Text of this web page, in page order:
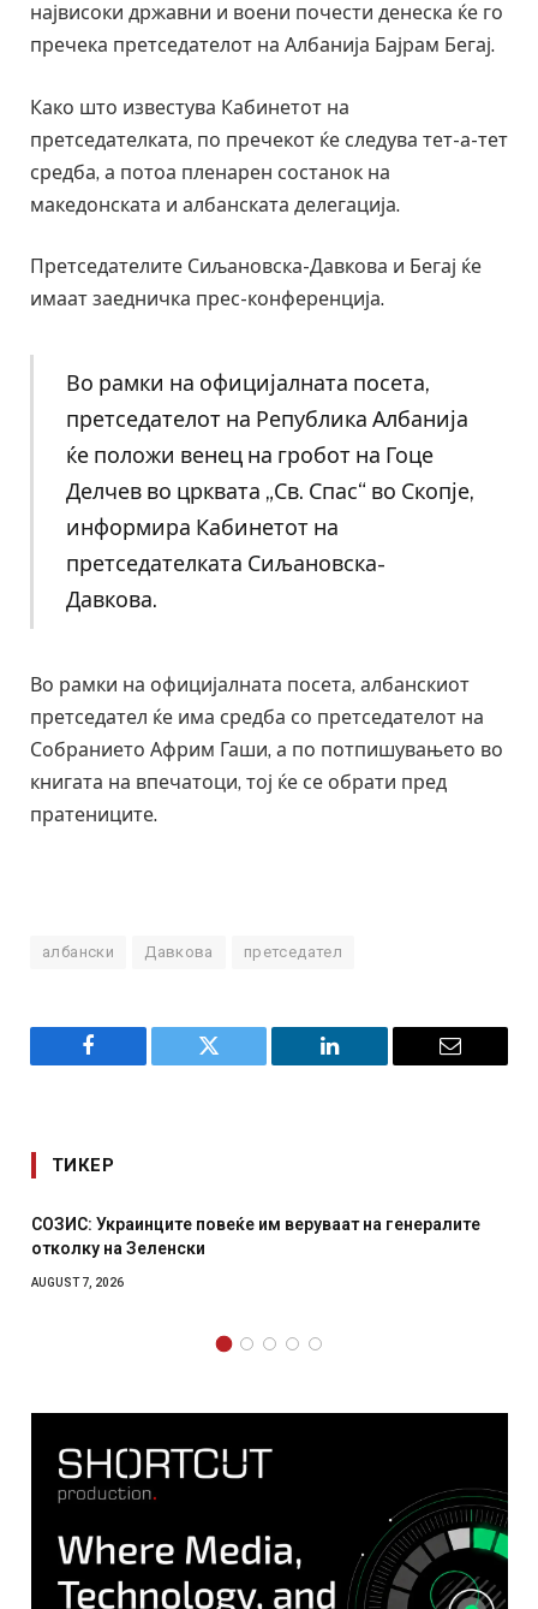
највисоки државни и воени почести денеска ќе го
пречека претседателот на Албанија Бајрам Бегај.
Како што известува Кабинетот на
претседателката, по пречекот ќе следува тет-а-тет
средба, а потоа пленарен состанок на
македонската и албанската делегација.
Претседателите Сиљановска-Давкова и Бегај ќе
имаат заедничка прес-конференција.
Во рамки на официјалната посета,
претседателот на Република Албанија
ќе положи венец на гробот на Гоце
Делчев во црквата „Св. Спас“ во Скопје,
информира Кабинетот на
претседателката Сиљановска-
Давкова.
Во рамки на официјалната посета, албанскиот
претседател ќе има средба со претседателот на
Собранието Африм Гаши, а по потпишувањето во
книгата на впечатоци, тој ќе се обрати пред
пратениците.
албански Давкова претседател
Facebook Twitter LinkedIn Email
ТИКЕР
на генералите
Рачна бомба експлодира пред